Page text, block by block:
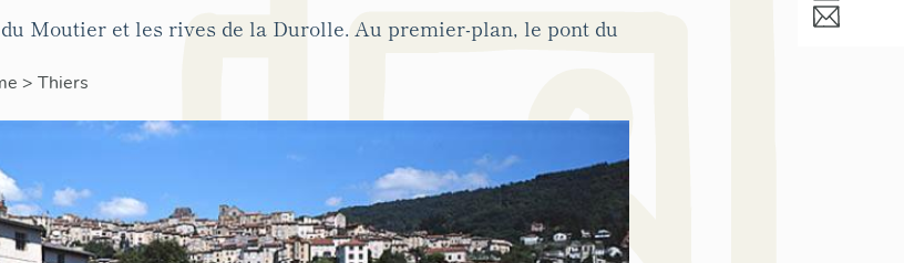
Moutier et les rives de la Durolle. Au premier-plan, le pont du
> Thiers